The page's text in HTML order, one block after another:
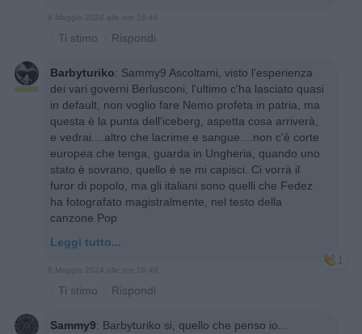
8 Maggio 2024 alle ore 16:44
· Ti stimo · Rispondi
Barbyturiko: Sammy9 Ascoltami, visto l'esperienza
dei vari governi Berlusconi, l'ultimo c'ha lasciato quasi
in default, non voglio fare Nemo profeta in patria, ma
questa è la punta dell'iceberg, aspetta cosa arriverà,
e vedrai....altro che lacrime e sangue....non c'è corte
europea che tenga, guarda in Ungheria, quando uno
stato è sovrano, quello è se mi capisci. Ci vorrà il
furor di popolo, ma gli italiani sono quelli che Fedez
ha fotografato magistralmente, nel testo della
canzone Pop
Leggi tutto...
1
8 Maggio 2024 alle ore 16:49
· Ti stimo · Rispondi
Sammy9: Barbyturiko si, quello che penso io...